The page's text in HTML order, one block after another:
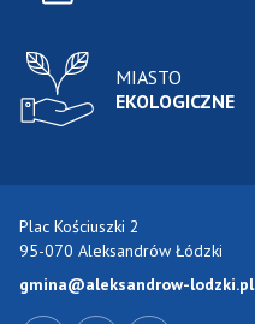
MIASTO
EKOLOGICZNE
Plac Kościuszki 2
95-070 Aleksandrów Łódzki
gmina@aleksandrow-lodzki.pl